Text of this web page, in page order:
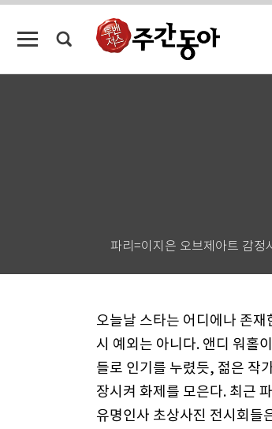
파리=이지은 오브제아트 감정
오늘날 스타는 어디에나 존
시 예외는 아니다. 앤디 워홀
들로 인기를 누렸듯, 젊은 작
장시켜 화제를 모은다. 최근
유명인사 초상사진 전시회들